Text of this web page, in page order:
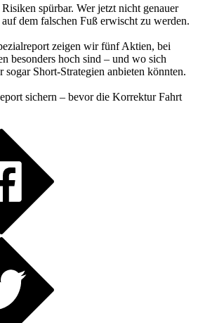
spürbar. Wer jetzt nicht genauer
dem falschen Fuß erwischt zu werden.
zeigen wir fünf Aktien, bei
besonders hoch sind – und wo sich
Short-Strategien anbieten könnten.
sichern – bevor die Korrektur Fahrt